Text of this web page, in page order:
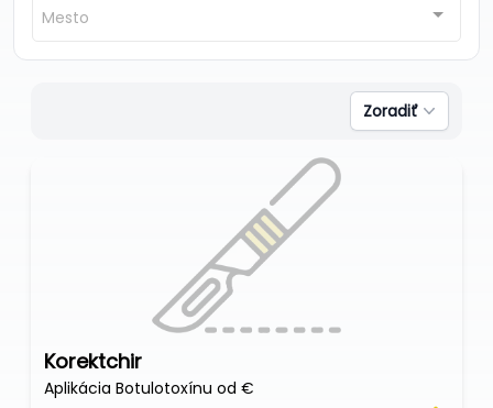
Mesto
Zoradiť
Korektchir
Aplikácia Botulotoxínu od €